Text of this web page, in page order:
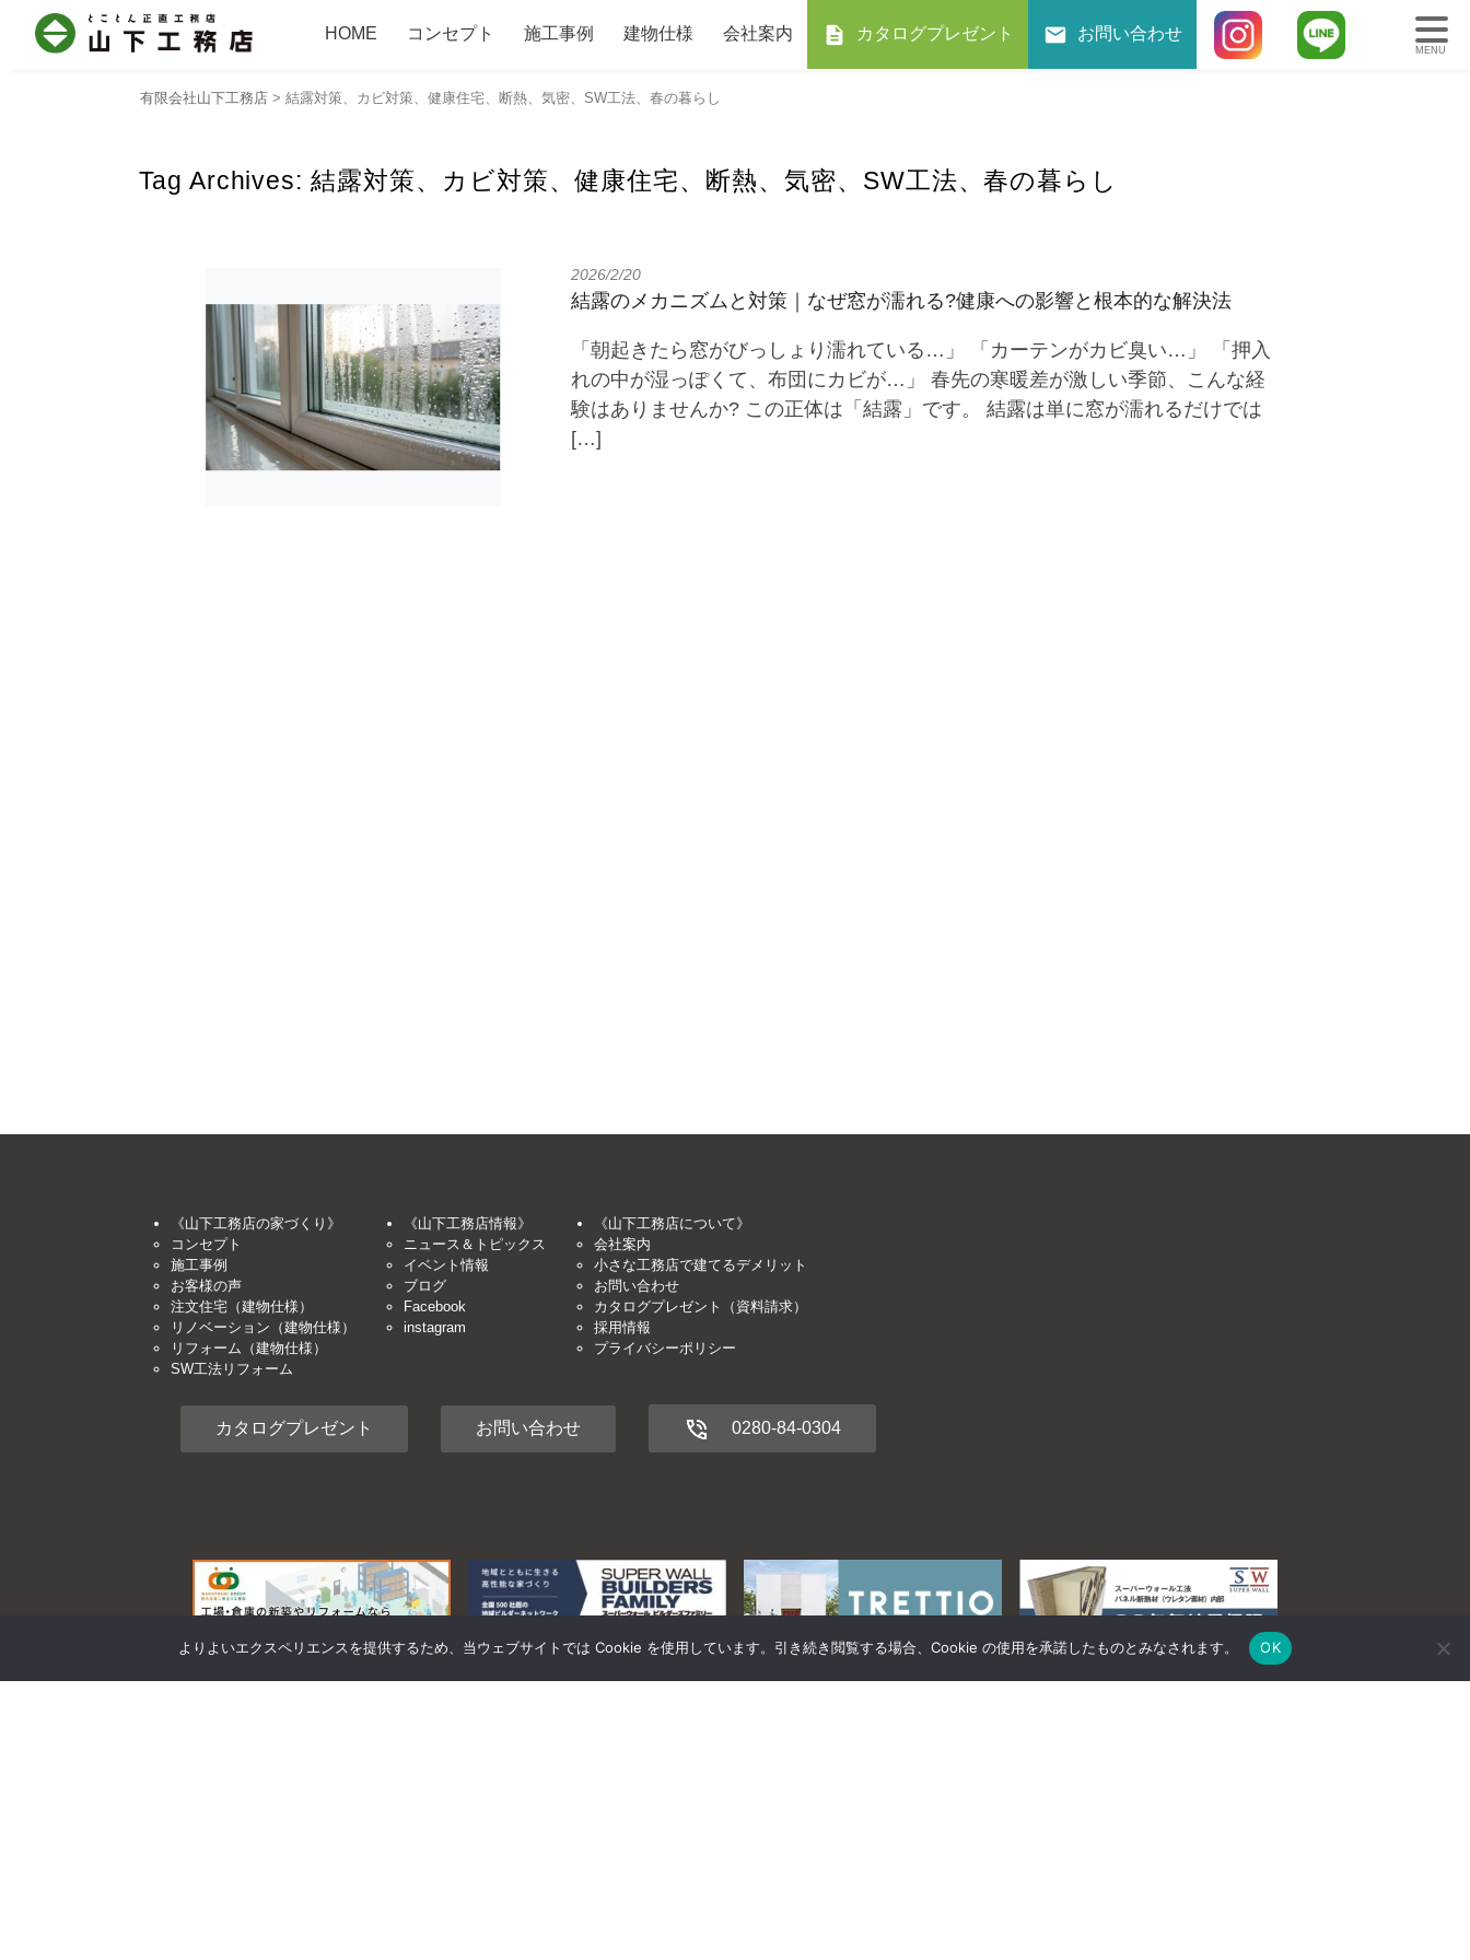
HOME コンセプト 施工事例 建物仕様 会社案内 カタログプレゼント お問い合わせ
有限会社山下工務店 > 結露対策、カビ対策、健康住宅、断熱、気密、SW工法、春の暮らし
Tag Archives:結露対策、カビ対策、健康住宅、断熱、気密、SW工法、春の暮らし
2026/2/20
結露のメカニズムと対策｜なぜ窓が濡れる?健康への影響と根本的な解決法
「朝起きたら窓がびっしょり濡れている…」 「カーテンがカビ臭い…」 「押入
れの中が湿っぽくて、布団にカビが…」 春先の寒暖差が激しい季節、こんな経
験はありませんか? この正体は「結露」です。 結露は単に窓が濡れるだけでは
[…]
MENU
《山下工務店の家づくり》
コンセプト
施工事例
お客様の声
注文住宅（建物仕様）
リノベーション（建物仕様）
リフォーム（建物仕様）
SW工法リフォーム
《山下工務店情報》
ニュース＆トピックス
イベント情報
ブログ
Facebook
instagram
《山下工務店について》
会社案内
小さな工務店で建てるデメリット
お問い合わせ
カタログプレゼント（資料請求）
採用情報
プライバシーポリシー
カタログプレゼント お問い合わせ 0280-84-0304
よりよいエクスペリエンスを提供するため、当ウェブサイトでは Cookie を使用しています。引き続き閲覧する場合、Cookie の使用を承諾したものとみなされます。 OK